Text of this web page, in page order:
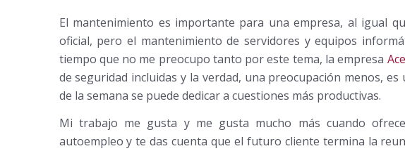
El mantenimiento es importante para una empresa, al igual
oficial, pero el mantenimiento de servidores y equipos
tiempo que no me preocupo tanto por este tema, la empresa
de seguridad incluidas y la verdad, una preocupación menos,
de la semana se puede dedicar a cuestiones más productivas.
Mi trabajo me gusta y me gusta mucho más cuando
autoempleo y te das cuenta que el futuro cliente termina la